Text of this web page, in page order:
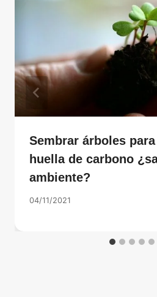
Sembrar árboles
huella de carbono
ambiente?
04/11/2021